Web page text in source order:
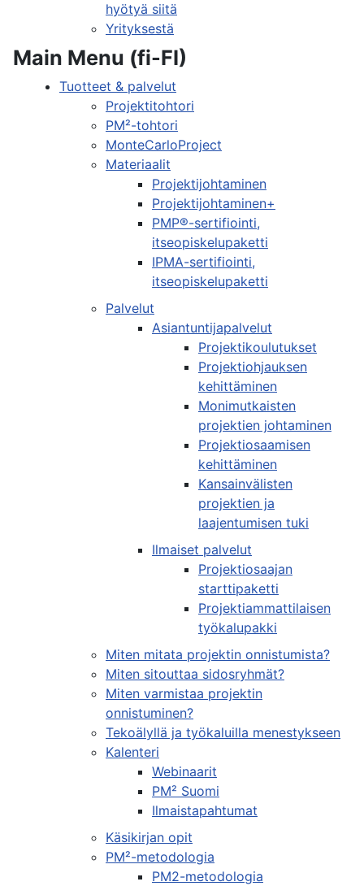
hyötyä siitä
Yrityksestä
Main Menu (fi-FI)
Tuotteet & palvelut
Projektitohtori
PM²-tohtori
MonteCarloProject
Materiaalit
Projektijohtaminen
Projektijohtaminen+
PMP®-sertifiointi,
itseopiskelupaketti
IPMA-sertifiointi,
itseopiskelupaketti
Palvelut
Asiantuntijapalvelut
Projektikoulutukset
Projektiohjauksen
kehittäminen
Monimutkaisten
projektien johtaminen
Projektiosaamisen
kehittäminen
Kansainvälisten
projektien ja
laajentumisen tuki
Ilmaiset palvelut
Projektiosaajan
starttipaketti
Projektiammattilaisen
työkalupakki
Miten mitata projektin onnistumista?
Miten sitouttaa sidosryhmät?
Miten varmistaa projektin
onnistuminen?
Tekoälyllä ja työkaluilla menestykseen
Kalenteri
Webinaarit
PM² Suomi
Ilmaistapahtumat
Käsikirjan opit
PM²-metodologia
PM2-metodologia